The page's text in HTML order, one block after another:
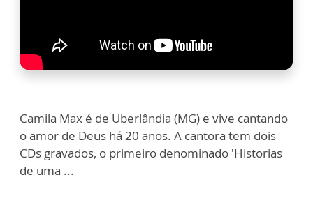
Camila Max é de Uberlândia (MG) e vive cantando
o amor de Deus há 20 anos. A cantora tem dois
CDs gravados, o primeiro denominado 'Historias
de uma ...